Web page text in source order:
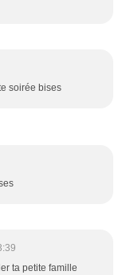
soirée bises
ta petite famille